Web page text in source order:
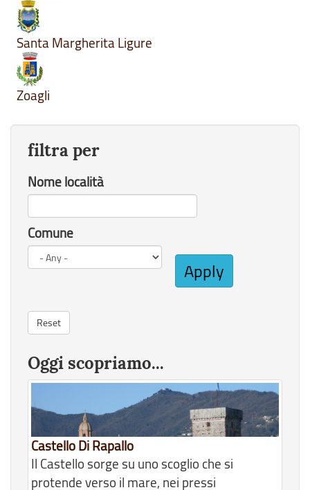
Santa Margherita Ligure
Zoagli
filtra per
Nome località
Comune
Apply
Reset
Oggi scopriamo...
Castello Di Rapallo
Il Castello sorge su uno scoglio che si
protende verso il mare, nei pressi